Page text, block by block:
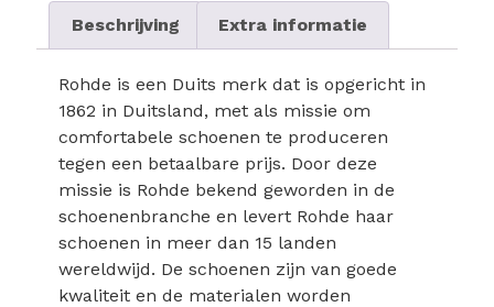
Beschrijving Extra informatie
Rohde is een Duits merk dat is opgericht in
1862 in Duitsland, met als missie om
comfortabele schoenen te produceren
tegen een betaalbare prijs. Door deze
missie is Rohde bekend geworden in de
schoenenbranche en levert Rohde haar
schoenen in meer dan 15 landen
wereldwijd. De schoenen zijn van goede
kwaliteit en de materialen worden